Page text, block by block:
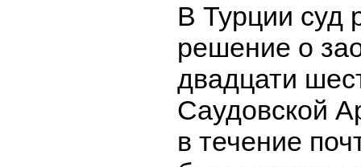
В Турции суд
решение о
двадцати
Саудовской
в течение